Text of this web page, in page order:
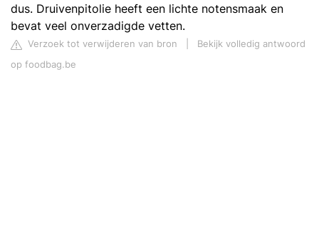
dus. Druivenpitolie heeft een lichte notensmaak en
bevat veel onverzadigde vetten.
Verzoek tot verwijderen van bron
Bekijk volledig antwoord
op foodbag.be